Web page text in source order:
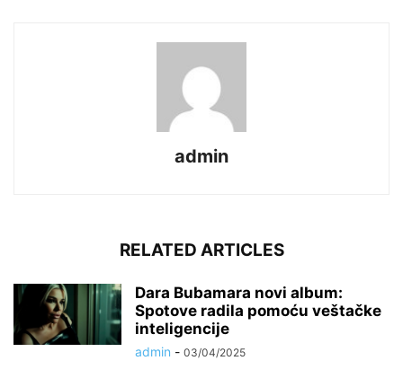
admin
RELATED ARTICLES
Dara Bubamara novi album:
Spotove radila pomoću veštačke
inteligencije
admin - 03/04/2025